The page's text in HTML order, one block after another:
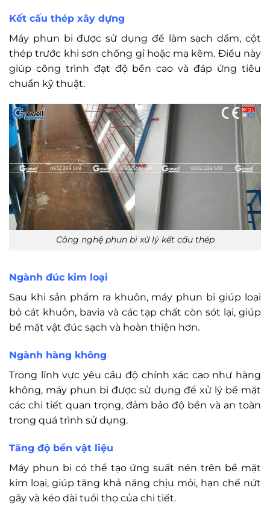
Kết cấu thép xây dựng
Máy phun bi được sử dụng để làm sạch dầm, cột
thép trước khi sơn chống gỉ hoặc mạ kẽm. Điều này
giúp công trình đạt độ bền cao và đáp ứng tiêu
chuẩn kỹ thuật.
Công nghệ phun bi xử lý kết cấu thép
Ngành đúc kim loại
Sau khi sản phẩm ra khuôn, máy phun bi giúp loại
bỏ cát khuôn, bavia và các tạp chất còn sót lại, giúp
bề mặt vật đúc sạch và hoàn thiện hơn.
Ngành hàng không
Trong lĩnh vực yêu cầu độ chính xác cao như hàng
không, máy phun bi được sử dụng để xử lý bề mặt
các chi tiết quan trọng, đảm bảo độ bền và an toàn
trong quá trình sử dụng.
Tăng độ bền vật liệu
Máy phun bi có thể tạo ứng suất nén trên bề mặt
kim loại, giúp tăng khả năng chịu mỏi, hạn chế nứt
gãy và kéo dài tuổi thọ của chi tiết.